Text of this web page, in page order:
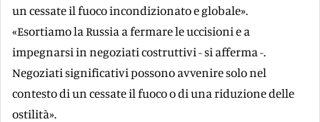
un cessate il fuoco incondizionato e globale».
«Esortiamo la Russia a fermare le uccisioni e a
impegnarsi in negoziati costruttivi - si afferma -.
Negoziati significativi possono avvenire solo nel
contesto di un cessate il fuoco o di una riduzione delle
ostilità».